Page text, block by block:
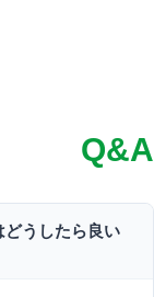
Q&A
うしたら良い